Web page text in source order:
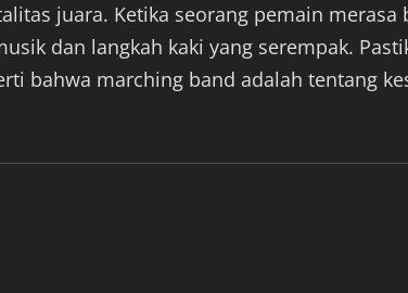
juara. Ketika seorang pemain
dan langkah kaki yang serempak.
bahwa marching band adalah tentang